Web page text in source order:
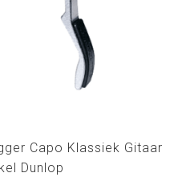
Capo Klassiek Gitaar
Dunlop